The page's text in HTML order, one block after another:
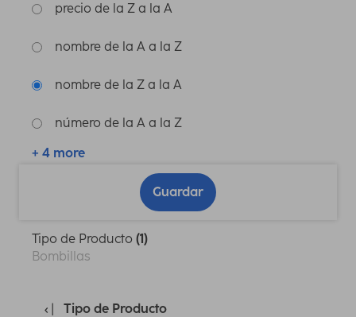
precio de la Z a la A
nombre de la A a la Z
nombre de la Z a la A
número de la A a la Z
+ 4 more
Guardar
Tipo de Producto (1)
Bombillas
Tipo de Producto